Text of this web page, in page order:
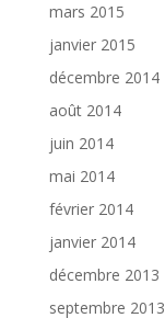
mars 2015
janvier 2015
décembre 2014
août 2014
juin 2014
mai 2014
février 2014
janvier 2014
décembre 2013
septembre 2013